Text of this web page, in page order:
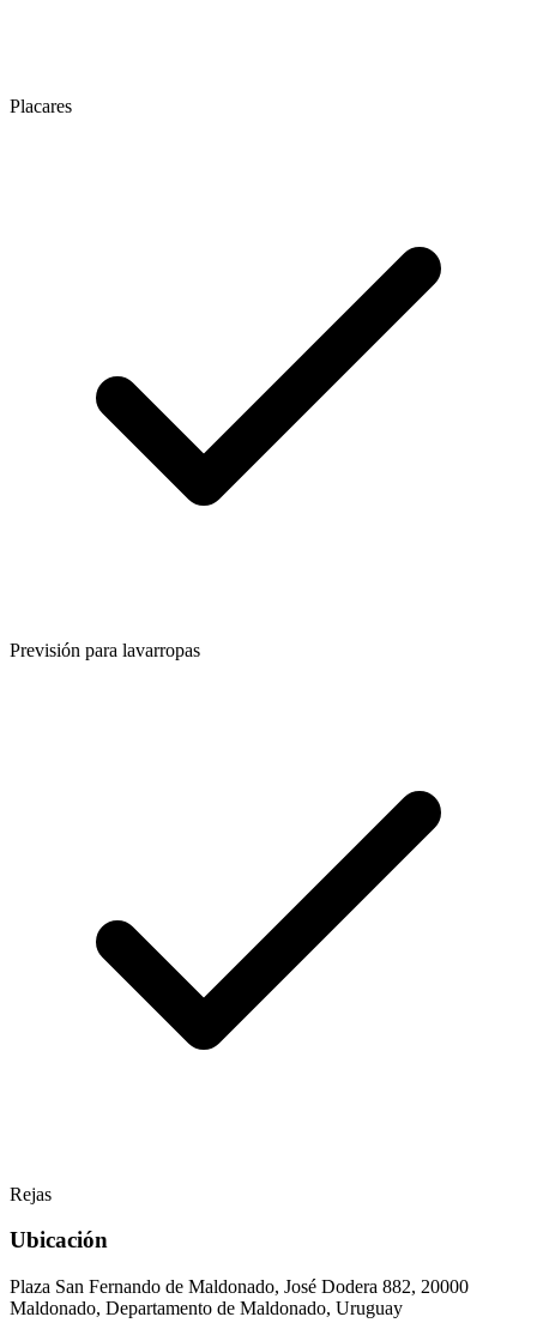
Placares
Previsión para lavarropas
Rejas
Ubicación
Plaza San Fernando de Maldonado, José Dodera 882, 20000
Maldonado, Departamento de Maldonado, Uruguay